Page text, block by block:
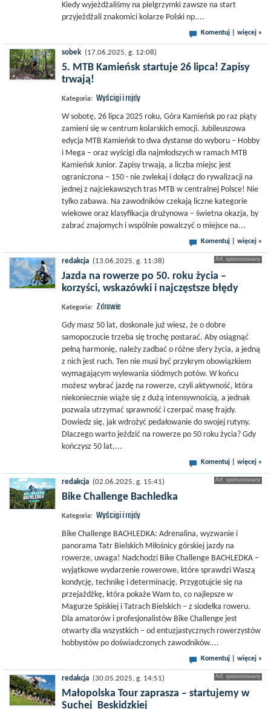
Kiedy wyjeżdżaliśmy na pielgrzymki zawsze na start
przyjeżdżali znakomici kolarze Polski np....
Komentuj więcej »
sobek (17.06.2025, g. 12:08)
5. MTB Kamieńsk startuje 26 lipca! Zapisy
trwają!
Kategoria: Wyścigi i rajdy
W sobotę, 26 lipca 2025 roku, Góra Kamieńsk po raz piąty
zamieni się w centrum kolarskich emocji. Jubileuszowa
edycja MTB Kamieńsk to dwa dystanse do wyboru – Hobby
i Mega – oraz wyścigi dla najmłodszych w ramach MTB
Kamieńsk Junior. Zapisy trwają, a liczba miejsc jest
ograniczona – 150 - nie zwlekaj i dołącz do rywalizacji na
jednej z najciekawszych tras MTB w centralnej Polsce! Nie
tylko zabawa. Na zawodników czekają liczne kategorie
wiekowe oraz klasyfikacja drużynowa – świetna okazja, by
zabrać znajomych i wspólnie powalczyć o miejsce na...
Komentuj więcej »
redakcja (13.06.2025, g. 11:38)
Jazda na rowerze po 50. roku życia –
korzyści, wskazówki i najczęstsze błędy
Kategoria: Zdrowie
Gdy masz 50 lat, doskonale już wiesz, że o dobre
samopoczucie trzeba się trochę postarać. Aby osiągnąć
pełną harmonię, należy zadbać o różne sfery życia, a jedną
z nich jest ruch. Ten nie musi być przykrym obowiązkiem
wymagającym wylewania siódmych potów. W końcu
możesz wybrać jazdę na rowerze, czyli aktywność, która
niekoniecznie wiąże się z dużą intensywnością, a jednak
pozwala utrzymać sprawność i czerpać masę frajdy.
Dowiedz się, jak wdrożyć pedałowanie do swojej rutyny.
Dlaczego warto jeździć na rowerze po 50 roku życia? Gdy
kończysz 50 lat,...
Komentuj więcej »
redakcja (02.06.2025, g. 15:41)
Bike Challenge Bachledka
Kategoria: Wyścigi i rajdy
Bike Challenge BACHLEDKA: Adrenalina, wyzwanie i
panorama Tatr Bielskich Miłośnicy górskiej jazdy na
rowerze, uwaga! Nadchodzi Bike Challenge BACHLEDKA –
wyjątkowe wydarzenie rowerowe, które sprawdzi Waszą
kondycję, technikę i determinację. Przygotujcie się na
przejażdżkę, która pokaże Wam to, co najlepsze w
Magurze Spiskiej i Tatrach Bielskich – z siodełka roweru.
Dla amatorów i profesjonalistów Bike Challenge jest
otwarty dla wszystkich – od entuzjastycznych rowerzystów
hobbystów po doświadczonych zawodników....
Komentuj więcej »
redakcja (30.05.2025, g. 14:51)
Małopolska Tour zaprasza – startujemy w
Suchej Beskidzkiej